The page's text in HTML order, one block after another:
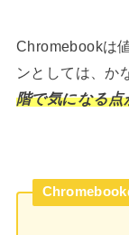
Chromebookは
ンとしては、か
階で気になる点
Chromebook